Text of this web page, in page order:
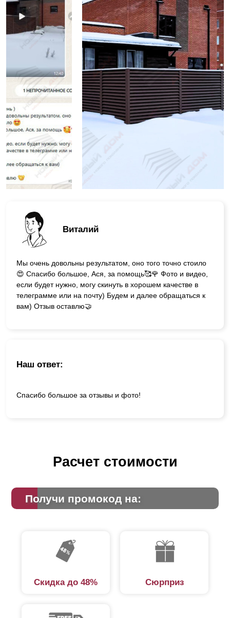
Виталий
Мы очень довольны результатом, оно того точно стоило
😍 Спасибо большое, Ася, за помощь🥰🌹 Фото и видео,
если будет нужно, могу скинуть в хорошем качестве в
телеграмме или на почту) Будем и далее обращаться к
вам) Отзыв оставлю🤝
Наш ответ:
Спасибо большое за отзывы и фото!
Расчет стоимости
Получи промокод на:
Скидка до 48% Сюрприз